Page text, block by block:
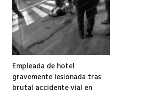
Empleada de hotel
gravemente lesionada tras